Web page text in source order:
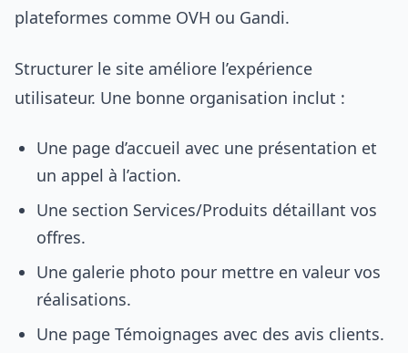
plateformes comme OVH ou Gandi.
Structurer le site améliore l’expérience
utilisateur. Une bonne organisation inclut :
Une page d’accueil avec une présentation et
un appel à l’action.
Une section Services/Produits détaillant vos
offres.
Une galerie photo pour mettre en valeur vos
réalisations.
Une page Témoignages avec des avis clients.